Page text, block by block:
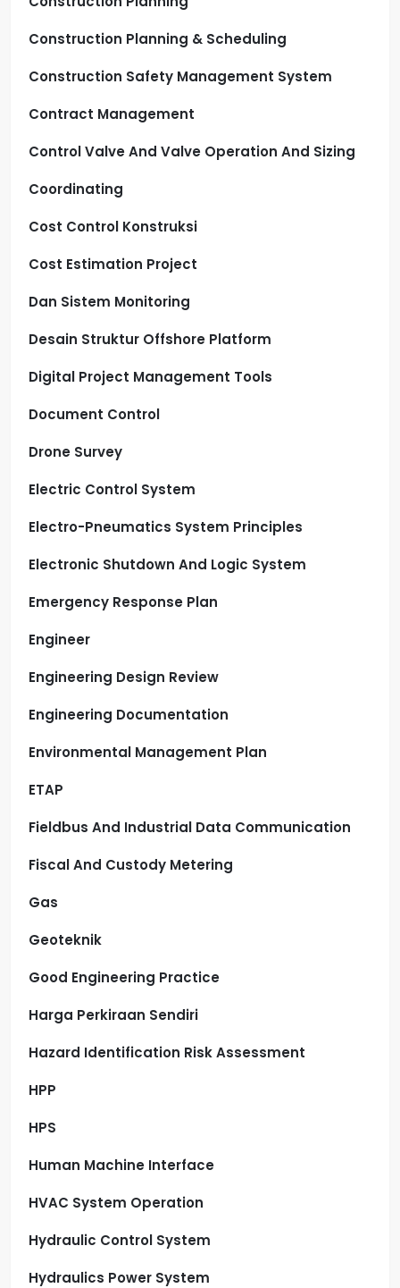
Construction Planning & Scheduling
Construction Safety Management System
Contract Management
Control Valve And Valve Operation And Sizing
Coordinating
Cost Control Konstruksi
Cost Estimation Project
Dan Sistem Monitoring
Desain Struktur Offshore Platform
Digital Project Management Tools
Document Control
Drone Survey
Electric Control System
Electro-Pneumatics System Principles
Electronic Shutdown And Logic System
Emergency Response Plan
Engineer
Engineering Design Review
Engineering Documentation
Environmental Management Plan
ETAP
Fieldbus And Industrial Data Communication
Fiscal And Custody Metering
Gas
Geoteknik
Good Engineering Practice
Harga Perkiraan Sendiri
Hazard Identification Risk Assessment
HPP
HPS
Human Machine Interface
HVAC System Operation
Hydraulic Control System
Hydraulics Power System